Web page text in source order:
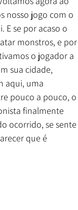
nosso jogo com o
E se por acaso o
monstros, e por
o jogador a
sua cidade,
aqui, uma
pouco a pouco, o
finalmente
ocorrido, se sente
que é